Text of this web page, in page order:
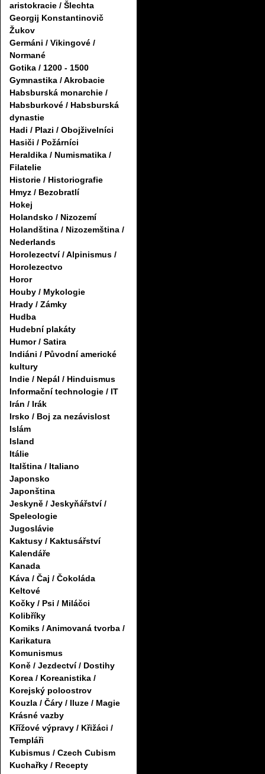
aristokracie / Šlechta
Georgij Konstantinovič
Žukov
Germáni / Vikingové /
Normané
Gotika / 1200 - 1500
Gymnastika / Akrobacie
Habsburská monarchie /
Habsburkové / Habsburská
dynastie
Hadi / Plazi / Obojživelníci
Hasiči / Požárníci
Heraldika / Numismatika /
Filatelie
Historie / Historiografie
Hmyz / Bezobratlí
Hokej
Holandsko / Nizozemí
Holandština / Nizozemština /
Nederlands
Horolezectví / Alpinismus /
Horolezectvo
Horor
Houby / Mykologie
Hrady / Zámky
Hudba
Hudební plakáty
Humor / Satira
Indiáni / Původní americké
kultury
Indie / Nepál / Hinduismus
Informační technologie / IT
Irán / Irák
Irsko / Boj za nezávislost
Islám
Island
Itálie
Italština / Italiano
Japonsko
Japonština
Jeskyně / Jeskyňářství /
Speleologie
Jugoslávie
Kaktusy / Kaktusářství
Kalendáře
Kanada
Káva / Čaj / Čokoláda
Keltové
Kočky / Psi / Miláčci
Kolibříky
Komiks / Animovaná tvorba /
Karikatura
Komunismus
Koně / Jezdectví / Dostihy
Korea / Koreanistika /
Korejský poloostrov
Kouzla / Čáry / Iluze / Magie
Krásné vazby
Křížové výpravy / Křižáci /
Templáři
Kubismus / Czech Cubism
Kuchařky / Recepty